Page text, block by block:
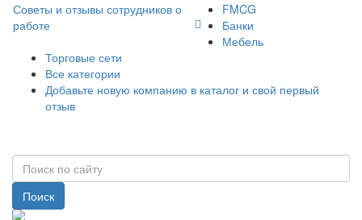
Советы и отзывы сотрудников о
работе
FMCG
Банки
Мебель
Торговые сети
Все категории
Добавьте новую компанию в каталог и свой первый
отзыв
Поиск